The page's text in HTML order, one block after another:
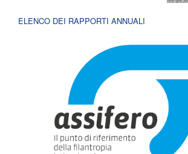
ELENCO DEI RAPPORTI ANNUALI